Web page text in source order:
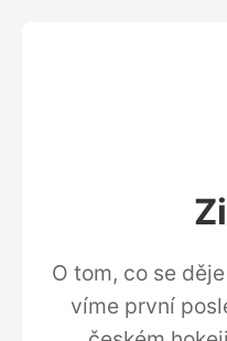
O tom, co se
víme první